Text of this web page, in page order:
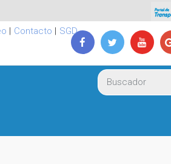
| Contacto | SGD